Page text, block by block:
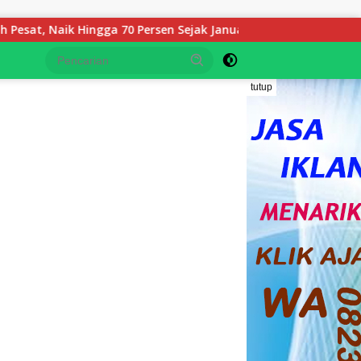
70 Persen Sejak Januari Keluarga YS Angkat
tutup